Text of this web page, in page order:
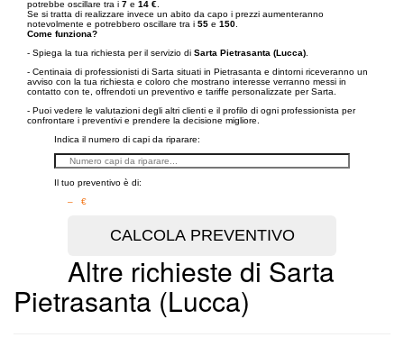
potrebbe oscillare tra i 7 e 14 €
Se si tratta di realizzare invece un abito da capo i prezzi aumenteranno
notevolmente e potrebbero oscillare tra i 55 e 150
Come funziona?
- Spiega la tua richiesta per il servizio di Sarta Pietrasanta (Lucca)
- Centinaia di professionisti di Sarta situati in Pietrasanta e dintorni riceveranno un
avviso con la tua richiesta e coloro che mostrano interesse verranno messi in
contatto con te, offrendoti un preventivo e tariffe personalizzate per Sarta.
- Puoi vedere le valutazioni degli altri clienti e il profilo di ogni professionista per
confrontare i preventivi e prendere la decisione migliore.
Indica il numero di capi da riparare:
Il tuo preventivo è di:
– €
Altre richieste di Sarta
Pietrasanta (Lucca)